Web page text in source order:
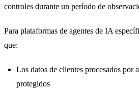
controles durante un período de
Para plataformas de agentes de IA
que:
Los datos de clientes procesados por
protegidos